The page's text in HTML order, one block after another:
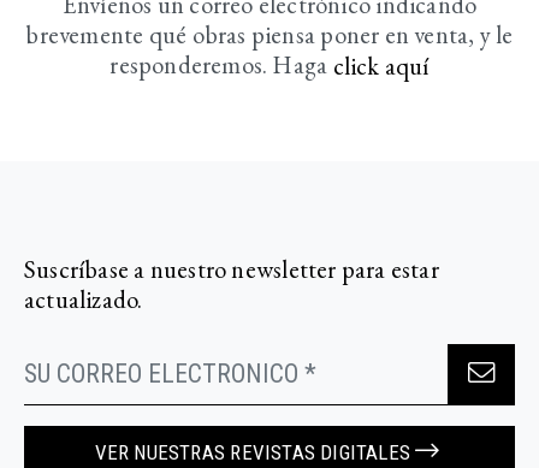
brevemente qué obras piensa poner en venta, y le
responderemos. Haga click aquí­
Suscríbase a nuestro newsletter para estar
actualizado.
VER NUESTRAS REVISTAS DIGITALES